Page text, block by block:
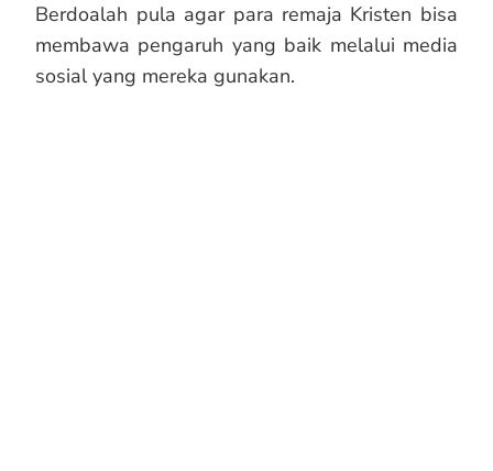
Berdoalah pula agar para remaja Kristen bisa
membawa pengaruh yang baik melalui media
sosial yang mereka gunakan.